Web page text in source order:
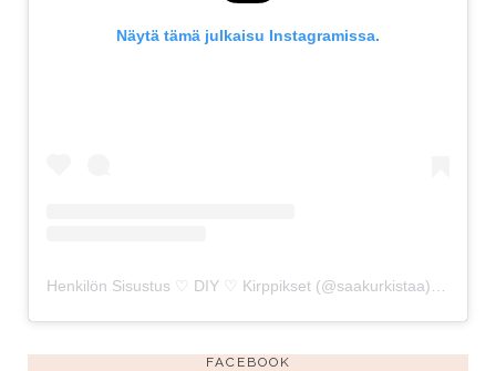
Näytä tämä julkaisu Instagramissa.
FACEBOOK